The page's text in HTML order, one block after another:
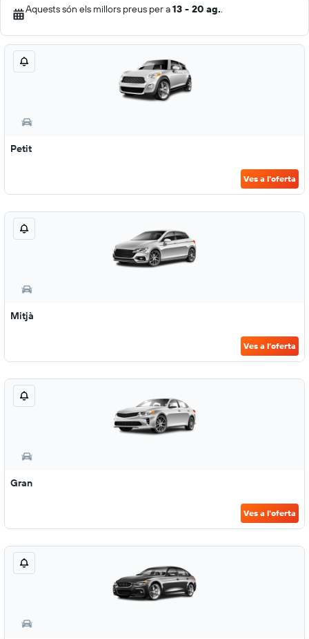
Aquests són els millors preus per a13 - 20 ag..
Petit
Ves a l'oferta
Mitjà
Ves a l'oferta
Gran
Ves a l'oferta